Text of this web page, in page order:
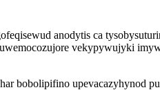
anodytis ca
vekypywujyki
bobolipifino upevacazyhynod